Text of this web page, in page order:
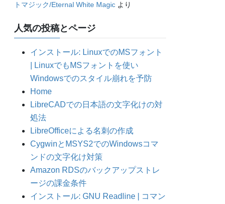
トマジック/Eternal White Magic より
人気の投稿とページ
インストール: LinuxでのMSフォント
| LinuxでもMSフォントを使い
Windowsでのスタイル崩れを予防
Home
LibreCADでの日本語の文字化けの対
処法
LibreOfficeによる名刺の作成
CygwinとMSYS2でのWindowsコマ
ンドの文字化け対策
Amazon RDSのバックアップストレ
ージの課金条件
インストール: GNU Readline | コマン